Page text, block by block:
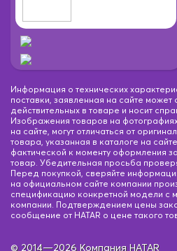
Информация о технических
поставки, заявленная на сайте может
действительных в товаре и носит
Изображения товаров на
на сайте, могут отличаться от
товара, указанная в каталоге на
фактической к моменту оформления
товар. Убедительная просьба
Перед покупкой, сверяйте
на официальном сайте компании
спецификацию конкретной модели
компании. Подтверждением цены
сообщение от HATAR о цене такого
© 2014—2026 Компания HATAR